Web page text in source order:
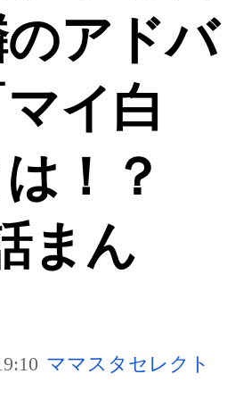
アドバ
イ白
！？
まん
ママスタセレクト